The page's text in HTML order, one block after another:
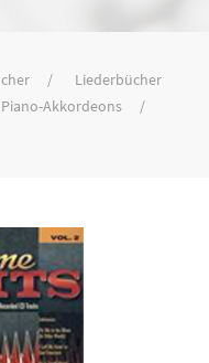
Liederbücher
Akkordeons